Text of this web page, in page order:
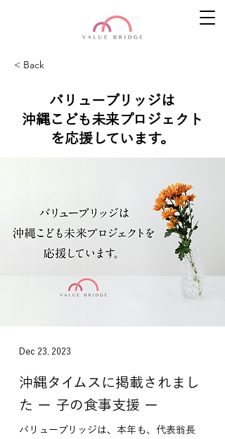
< Back
バリューブリッジは
沖縄こども未来プロジェクト
を応援しています。
Dec 23, 2023
沖縄タイムスに掲載されまし
た ー 子の食事支援 ー
バリューブリッジは、本年も、代表翁長